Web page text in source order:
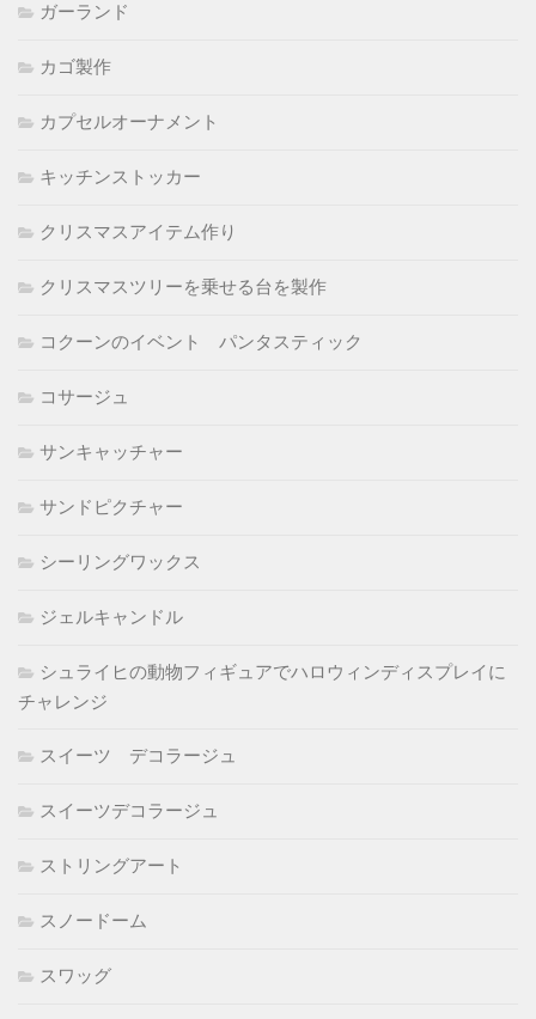
ガーランド
カゴ製作
カプセルオーナメント
キッチンストッカー
クリスマスアイテム作り
クリスマスツリーを乗せる台を製作
コクーンのイベント パンタスティック
コサージュ
サンキャッチャー
サンドピクチャー
シーリングワックス
ジェルキャンドル
シュライヒの動物フィギュアでハロウィンディスプレイに
チャレンジ
スイーツ デコラージュ
スイーツデコラージュ
ストリングアート
スノードーム
スワッグ